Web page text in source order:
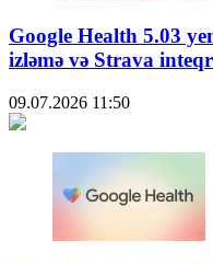
Google Health 5.03
izləmə və Strava
09.07.2026 11:50